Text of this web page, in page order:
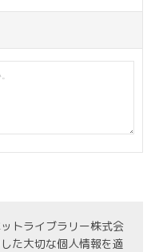
トライブラリー株式会
た大切な個人情報を適